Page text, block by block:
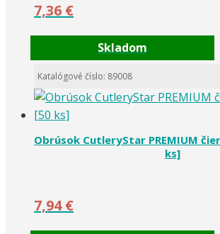
7,36 €
Skladom
Katalógové číslo: 89008
Obrúsok CutleryStar PREMIUM
ks]
7,94€